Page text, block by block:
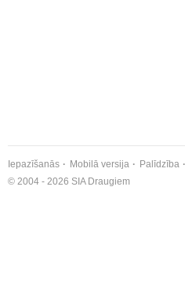
Iepazīšanās Mobilā versija Palīdzība
© 2004 - 2026 SIA Draugiem